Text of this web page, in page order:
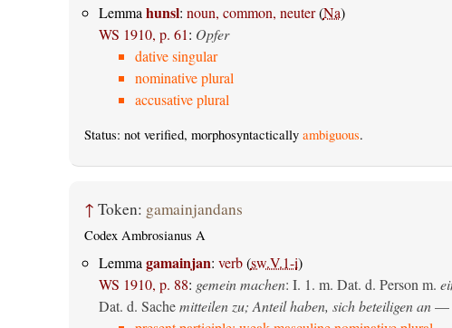
Lemma hunsl: noun, common, neuter(Na)
WS 1910, p. 61: Opfer
dative singular
nominative plural
accusative plural
Status: not verified, morphosyntactically ambiguous.
↑ Token: gamainjandans
Codex Ambrosianus A
Lemmagamainjan: verb(sw.V.1-i)
WS 1910, p. 88: gemein machen: I. 1. m. Dat. d. Personm.
Dat. d. Sache mitteilen zu; Anteil haben, sich beteiligen an—